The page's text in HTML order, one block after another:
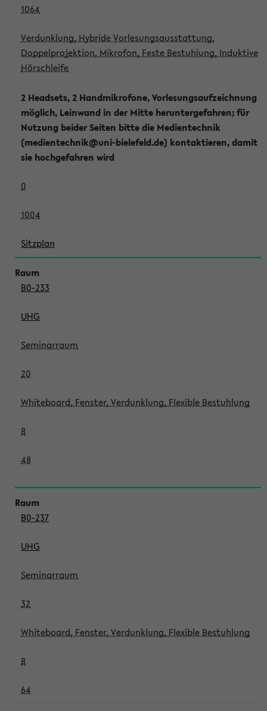
1064
Verdunklung, Hybride Vorlesungsausstattung,
Doppelprojektion, Mikrofon, Feste Bestuhlung, Induktive
Hörschleife
2 Headsets, 2 Handmikrofone, Vorlesungsaufzeichnung
möglich, Leinwand in der Mitte heruntergefahren; für
Nutzung beider Seiten bitte die Medientechnik
(medientechnik@uni-bielefeld.de) kontaktieren, damit
sie hochgefahren wird
0
1004
Sitzplan
B0-233
UHG
Seminarraum
20
Whiteboard, Fenster, Verdunklung, Flexible Bestuhlung
8
48
B0-237
UHG
Seminarraum
32
Whiteboard, Fenster, Verdunklung, Flexible Bestuhlung
8
64